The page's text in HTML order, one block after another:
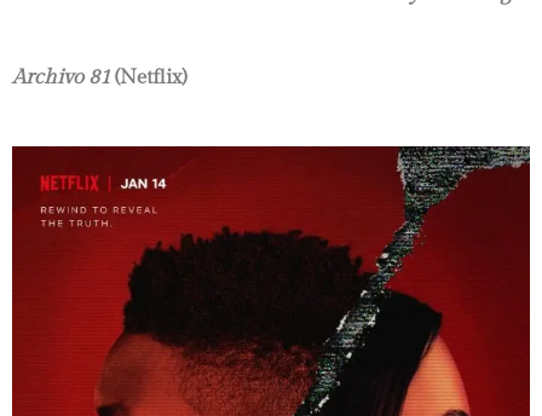
Archivo 81 (Netflix)